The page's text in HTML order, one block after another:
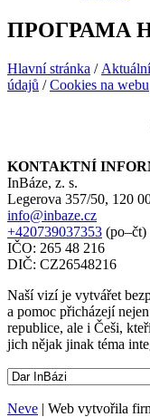
ПРОГРАМА
Hlavní stránka /
údajů /Cookies na webu
KONTAKTNÍ
InBáze, z. s.
Legerova 357/50, 120
info@inbaze.cz
+420739037353 (po–čt)
IČO: 265 48 216
DIČ: CZ26548216
Naší vizí je vytvářet
a pomoc přicházejí
republice, ale i Češi,
jich nějak jinak téma
Neve | Web vytvořila